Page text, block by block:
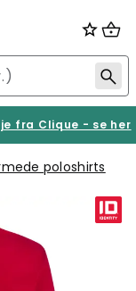
fra Clique - se her
poloshirts